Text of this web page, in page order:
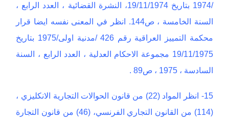
/1974 بتاريخ 19/11/1974، النشرة القضائية ، العدد الرابع ،
السنة الخامسة ، ص144. انظر في المعنى نفسه ايضا قرار
محكمة التمييز العراقية رقم 426 /مدنية اولى/1975 بتاريخ
19/11/1975 مجموعة الاحكام العدلية ، العدد الرابع ، السنة
السادسة ، 1975 ، ص89 .
15- انظر المواد (22) من قانون الحوالات التجارية الانكليزي ،
(114) من القانون التجاري الفرنسي، (46) من قانون التجارة